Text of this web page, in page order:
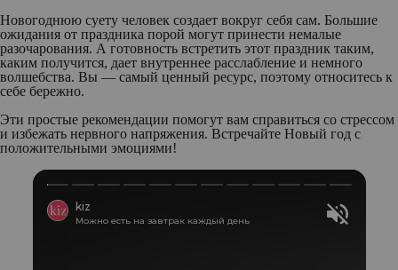
Новогоднюю суету человек создает вокруг себя сам. Большие
ожидания от праздника порой могут принести немалые
разочарования. А готовность встретить этот праздник таким,
каким получится, дает внутреннее расслабление и немного
волшебства. Вы — самый ценный ресурс, поэтому относитесь к
себе бережно.
Эти простые рекомендации помогут вам справиться со стрессом
и избежать нервного напряжения. Встречайте Новый год с
положительными эмоциями!